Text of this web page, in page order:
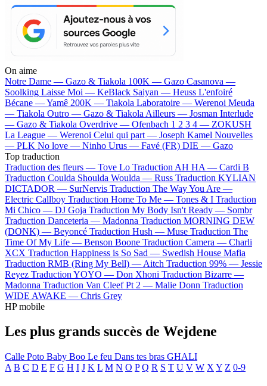
On aime
Notre Dame — Gazo & Tiakola 100K — Gazo Casanova —
Soolking Laisse Moi — KeBlack Saiyan — Heuss L'enfoiré
Bécane —Yamê 200K — Tiakola Laboratoire — Werenoi Meuda
— Tiakola Outro — Gazo & Tiakola Ailleurs — Josman Interlude
— Gazo & Tiakola Overdrive — Ofenbach 1 2 3 4 — ZOKUSH
La League — Werenoi Celui qui part — Joseph Kamel Nouvelles
— PLK No love — Ninho Urus — Favé (FR) DIE — Gazo
Top traduction
Traduction des fleurs — Tove Lo Traduction AH HA — Cardi B
Traduction Coulda Shoulda Woulda — Russ Traduction KYLIAN
DICTADOR — SurNervis Traduction The Way You Are —
Electric Callboy Traduction Home To Me — Tones & I Traduction
Mi Chico — DJ Goja Traduction My Body Isn't Ready — Sombr
Traduction Danceteria — Madonna Traduction MORNING DEW
(DONK) — Beyoncé Traduction Hush — Muse Traduction The
Time Of My Life — Benson Boone Traduction Camera — Charli
XCX Traduction Happiness is So Sad — Swedish House Mafia
Traduction RMB (Ring My Bell) — Aitch Traduction 99% — Jessie
Reyez Traduction YOYO — Don Xhoni Traduction Bizarre —
Madonna Traduction Van Cleef Pt 2 — Malie Donn Traduction
WIDE AWAKE — Chris Grey
HP mobile
Les plus grands succès de Wejdene
Calle Poto Baby Boo Le feu Dans tes bras GHALI
A B C D E F G H I J K L M N O P Q R S T U V W X Y Z 0-9